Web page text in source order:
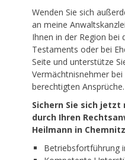
Wenden Sie sich
an meine Anwaltskanzlei
Ihnen in der Region bei
Testaments oder bei
Seite und unterstütze
Vermächtnisnehmer
berechtigten Ansprüche.
Sichern Sie sich
durch Ihren
Heilmann in
Betriebsfortführung